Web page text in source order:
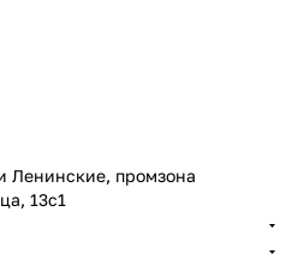
Ленинские, промзона
13с1